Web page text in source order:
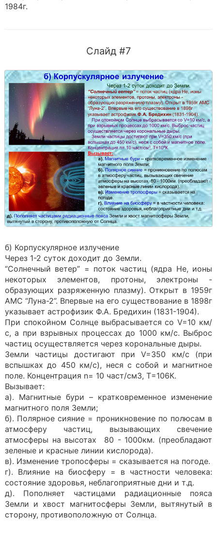
1984г.
Слайд #7
б) Корпускулярное излучение
Через 1-2 суток доходит до Земли.
“Солнечный ветер” = поток частиц (ядра Не, ионы
некоторых элементов, протоны, электроны -
образующих разряженную плазму). Открыт в 1959г
АМС “Луна-2”. Впервые на его существование в 1898г
указывает астрофизик Ф.А. Бредихин (1831-1904).
При спокойном Солнце выбрасывается со V=10 км/
с, а при взрывных процессах до 1000 км/с. Выброс
частиц осуществляется через корональные дыры.
Земли частицы достигают при V=350 км/с (при
вспышках до 450 км/с), неся с собой и магнитное
поле. Концентрация n= 10 част/см3, Т=106К.
Вызывает:
а). Магнитные бури – кратковременное изменение
магнитного поля Земли;
б). Полярное сияние = проникновение по полюсам в
атмосферу частиц, вызывающих свечение
атмосферы на высотах 80 - 1000км. (преобладают
зеленые и красные линии кислорода).
в). Изменение тропосферы = сказывается на погоде.
г). Влияние на биосферу = в частности человека:
состояние здоровья, неблагоприятные дни и т.д.
д). Пополняет частицами радиационные пояса
Земли и хвост магнитосферы Земли, вытянутый в
сторону, противоположную от Солнца.